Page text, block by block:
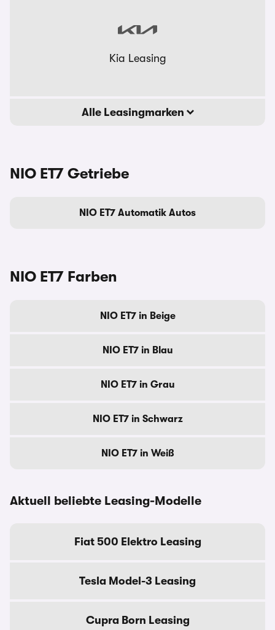
Kia Leasing
Alle Leasingmarken
NIO ET7 Getriebe
NIO ET7 Automatik Autos
NIO ET7 Farben
NIO ET7 in Beige
NIO ET7 in Blau
NIO ET7 in Grau
NIO ET7 in Schwarz
NIO ET7 in Weiß
Aktuell beliebte Leasing-Modelle
Fiat 500 Elektro Leasing
Tesla Model-3 Leasing
Cupra Born Leasing